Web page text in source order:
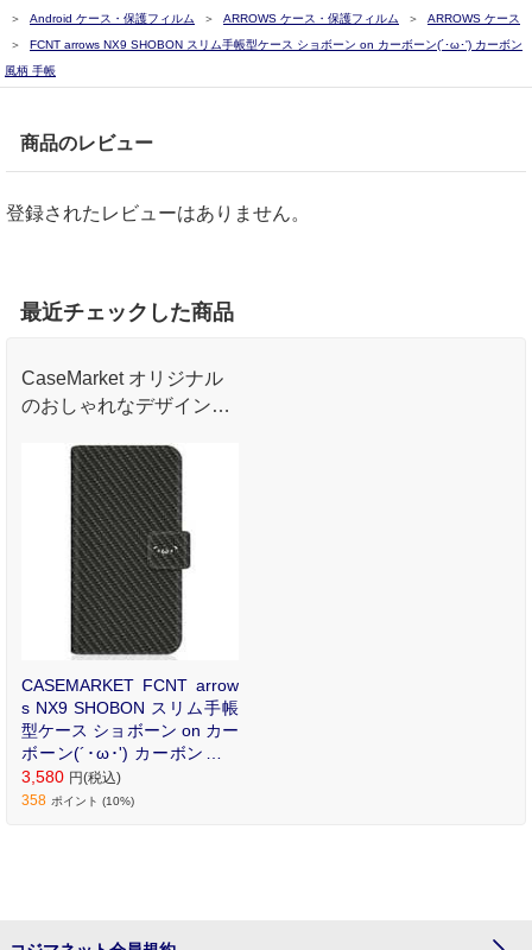
Android ケース・保護フィルム
ARROWS ケース・保護フィルム
ARROWS ケース
FCNT arrows NX9 SHOBON スリム手帳型ケース ショボーン on カーボーン(´･ω･') カーボン
風柄 手帳
商品のレビュー
登録されたレビューはありません。
最近チェックした商品
CaseMarket オリジナル
のおしゃれなデザインプ
ル手帳型ケース。
CASEMARKET FCNT arrow
s NX9 SHOBON スリム手帳
型ケース ショボーン on カー
ボーン(´･ω･') カーボン風柄
手帳 F-52A-BSB2S2638-78
3,580 円(税込)
358 ポイント (10%)